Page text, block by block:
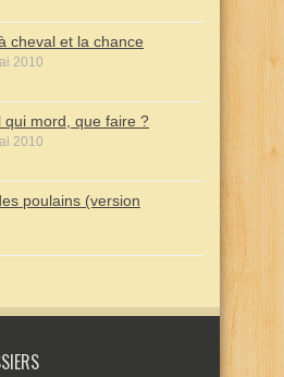
cheval et la chance
2010
qui mord, que faire ?
2010
poulains (version